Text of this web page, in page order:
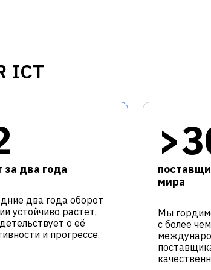
ICT
за два года
два года оборот
устойчиво растет,
о её
и прогрессе.
мира
Мы
с более